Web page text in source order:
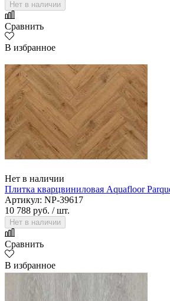
Нет в наличии
Сравнить
В избранное
Нет в наличии
Плитка кварцвиниловая Aquafloor
Артикул: NP-39617
10 788 руб. / шт.
Нет в наличии
Сравнить
В избранное